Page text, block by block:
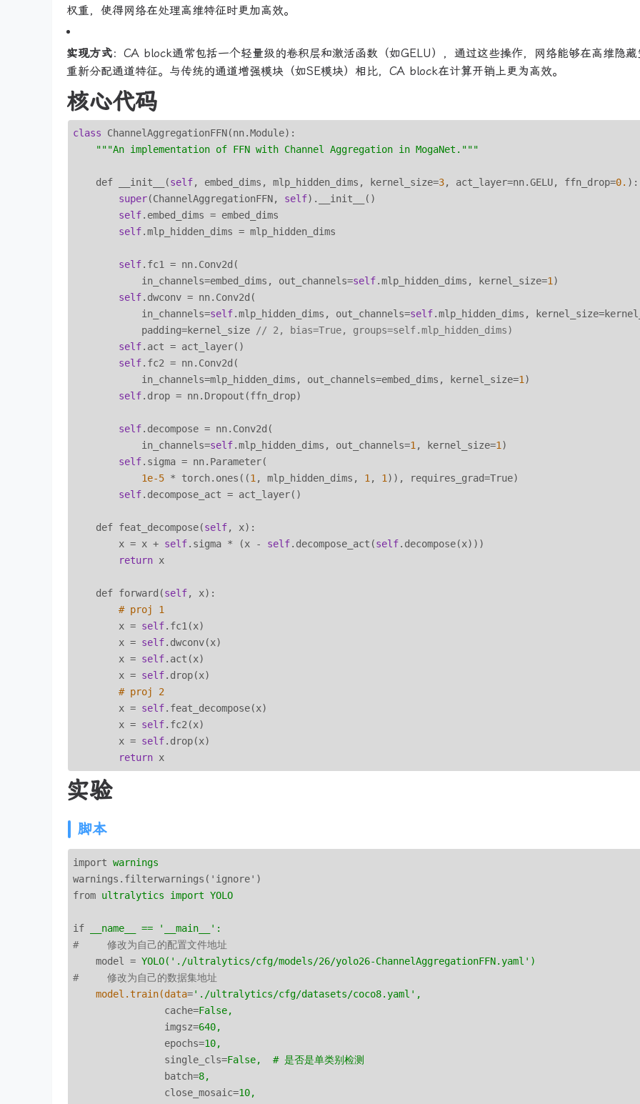
权重，使得网络在处理高维特征时更加高效。
实现方式：CA block通常包括一个轻量级的卷积层和激活函数（如GELU），通过这些操作，网络能够在高维隐藏
重新分配通道特征。与传统的通道增强模块（如SE模块）相比，CA block在计算开销上更为高效。
核心代码
class ChannelAggregationFFN(nn.Module):
"""An implementation of FFN with Channel Aggregation in MogaNet."""
    def __init__(
self, embed_dims, mlp_hidden_dims, kernel_size=3, act_layer=nn.GELU, ffn_drop=0. ):
super(ChannelAggregationFFN, self).__init__()
self.embed_dims = embed_dims
self.mlp_hidden_dims = mlp_hidden_dims
self.fc1 = nn.Conv2d(
            in_channels=embed_dims, out_channels=
self.mlp_hidden_dims, kernel_size=1 )
self.dwconv = nn.Conv2d(
            in_channels=
self.mlp_hidden_dims, out_channels=self.mlp_hidden_dims,
            padding=kernel_size
// 2, bias=True, groups=self.mlp_hidden_dims)
self.act = act_layer()
self.fc2 = nn.Conv2d(
            in_channels=mlp_hidden_dims, out_channels=embed_dims, kernel_size=
1 )
self.drop = nn.Dropout(ffn_drop)
self.decompose = nn.Conv2d(
            in_channels=
self.mlp_hidden_dims, out_channels=1 , kernel_size=1 )
self.sigma = nn.Parameter(
1e-5 * torch.ones((1 , mlp_hidden_dims, 1 , 1 )), requires_grad=True)
self.decompose_act = act_layer()
    def feat_decompose(
self, x):
        x = x +
self.sigma * (x - self.decompose_act(self.decompose(x)))
return x
    def forward(
self, x):
# proj 1
        x =
self.fc1(x)
        x =
self.dwconv(x)
        x =
self.act(x)
        x =
self.drop(x)
# proj 2
        x =
self.feat_decompose(x)
        x =
self.fc2(x)
        x =
self.drop(x)
return
实验
脚本
import warnings
warnings.filterwarnings('ignore')
from ultralytics import YOLO
if
__name__ == '__main__':
#     修改为自己的配置文件地址
model
= YOLO('./ultralytics/cfg/models/26/yolo26-ChannelAggregationFFN.yaml')
#     修改为自己的数据集地址
model.train(data='./ultralytics/cfg/datasets/coco8.yaml',
cache=False,
imgsz=640,
epochs=10,
single_cls=False,  # 是否是单类别检测
batch=8,
close_mosaic=10,